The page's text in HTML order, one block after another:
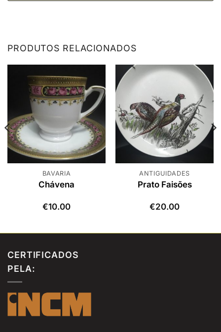
PRODUTOS RELACIONADOS
BAVARIA
Chávena
€10.00
ANTIGUIDADES
Prato Faisões
€20.00
CERTIFICADOS
PELA: